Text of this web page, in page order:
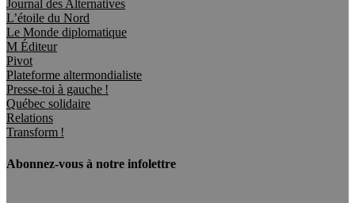
Journal des Alternatives
L’étoile du Nord
Le Monde diplomatique
M Éditeur
Pivot
Plateforme altermondialiste
Presse-toi à gauche !
Québec solidaire
Relations
Transform !
Abonnez-vous à notre infolettre